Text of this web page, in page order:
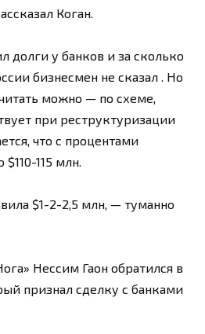
Коган.
долги у банков и за сколько
бизнесмен не сказал . Но
можно — по схеме,
при реструктуризации
что с процентами
115 млн.
$1-2-2,5 млн, — туманно
Нессим Гаон обратился в
признал сделку с банками